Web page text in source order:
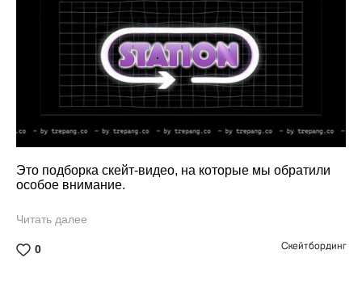
Это подборка скейт-видео, на которые мы обратили
особое внимание.
Читать далее
0 Скейтбординг